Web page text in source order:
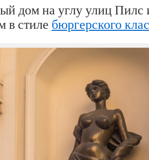
дом на углу улиц
в стиле бюргерского